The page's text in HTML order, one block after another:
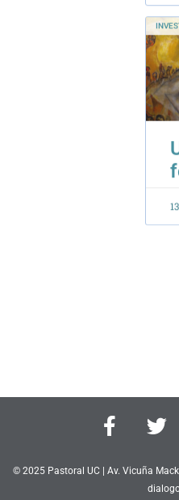
F
a
e
T
w
t
t
© 2025 Pastoral UC | Av. Vicuña